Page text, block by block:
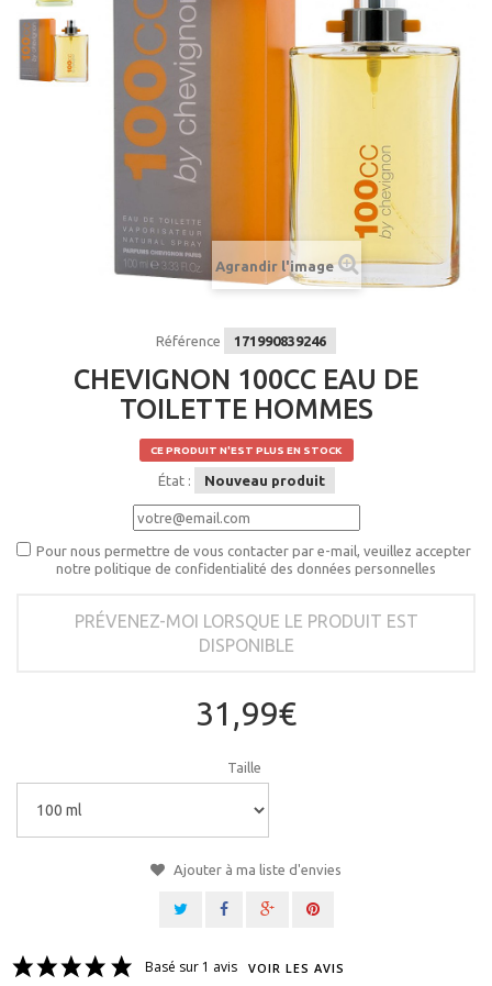
Agrandir l'image
Référence 171990839246
CHEVIGNON 100CC EAU DE
TOILETTE HOMMES
CE PRODUIT N'EST PLUS EN STOCK
État : Nouveau produit
Pour nous permettre de vous contacter par e-mail, veuillez accepter
notre politique de confidentialité des données personnelles
PRÉVENEZ-MOI LORSQUE LE PRODUIT EST
DISPONIBLE
31,99€
Taille
Ajouter à ma liste d'envies
Basé sur 1 avis VOIR LES AVIS